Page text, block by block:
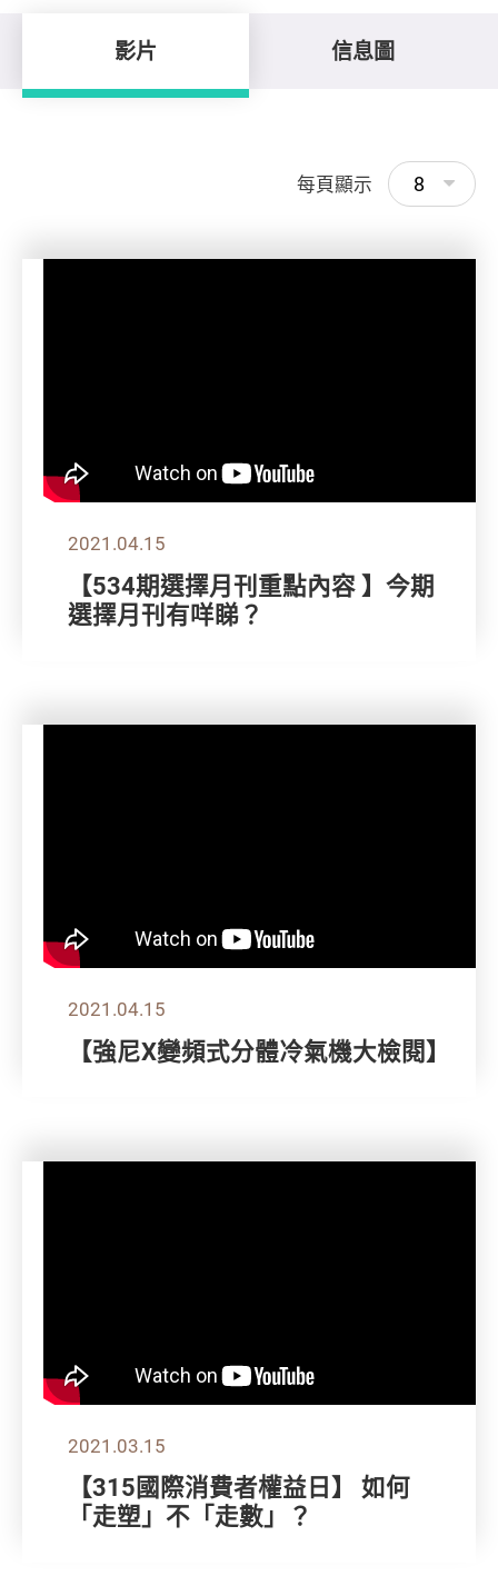
影片 信息圖
每頁顯示 8
2021.04.15
【534期選擇月刊重點內容 】今期
選擇月刊有咩睇？
2021.04.15
【強尼X變頻式分體冷氣機大檢閱】
2021.03.15
【315國際消費者權益日】 如何
「走塑」不「走數」？